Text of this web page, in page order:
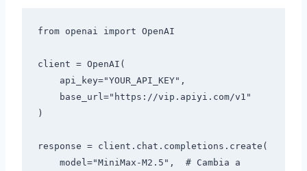
from openai import OpenAI
client = OpenAI(
)
response = client.chat.completions.create(